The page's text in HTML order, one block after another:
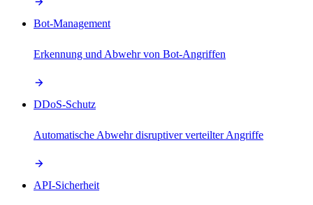
Bot-Management
Erkennung und Abwehr von Bot-Angriffen
DDoS-Schutz
Automatische Abwehr disruptiver verteilter Angriffe
API-Sicherheit